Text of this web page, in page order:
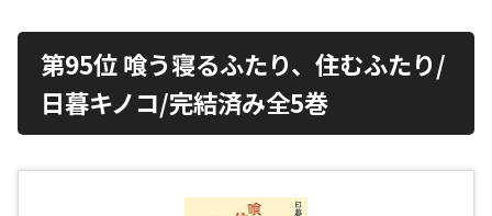
第95位 喰う寝るふたり、住むふたり/
日暮キノコ/完結済み全5巻